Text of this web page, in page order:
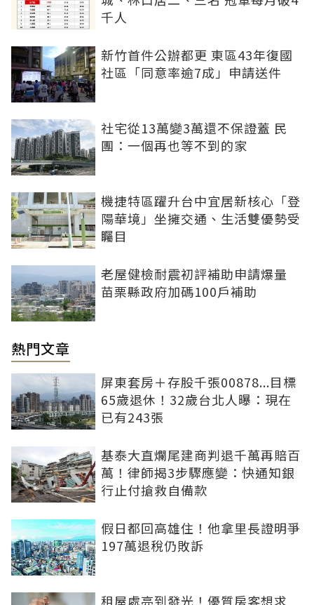
千人
新竹首件公辦都更 東區43年復國
社區「同意率逾7成」申請送件
社宅從13萬變3萬還不保證蓋 民
團：一個再也等不到的家
機捷特區躍升台中宜居新核心「登
陽華境」坐擁交通、生活雙優勢受
矚目
老屋健檢耐震初評補助申請爆量
苗栗縣政府加碼100戶補助
熱門文章
屏東套房＋存股千張00878...目標
65歲退休！32歲台北人曝：現在
已有243張
基泰大直爛尾建商判退千萬再賠百
萬！律師揭3步驟應變：快通知銀
行止付搶救自備款
假日都回高雄住！他拿里長證明爭
197萬退稅仍敗訴
租屋處亮到發光！優質房客想求